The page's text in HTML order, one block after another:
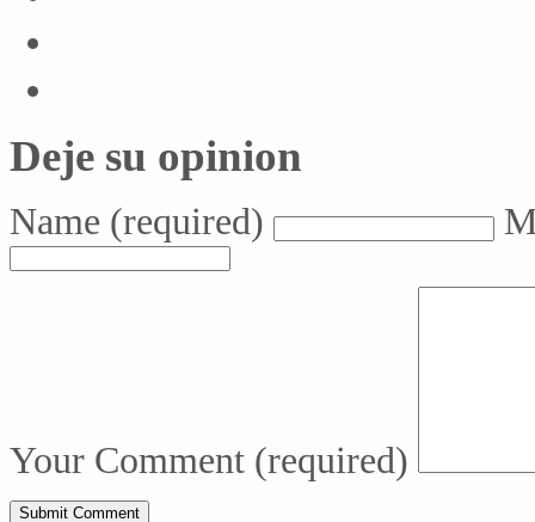
Deje su opinion
Name (required)
Your Comment (required)